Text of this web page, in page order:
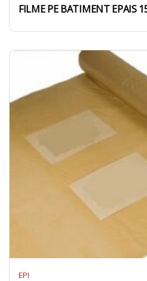
FILME PE BATIMENT EPAIS
EPI